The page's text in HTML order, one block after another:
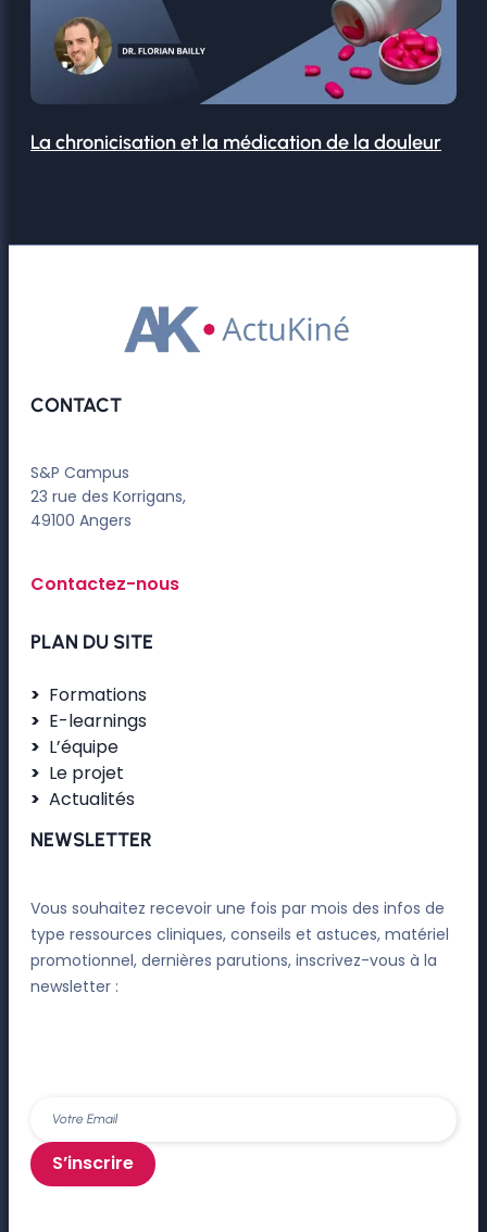
La chronicisation et la médication de la douleur
CONTACT
S&P Campus
23 rue des Korrigans,
49100 Angers
Contactez-nous
PLAN DU SITE
Formations
E-learnings
L’équipe
Le projet
Actualités
NEWSLETTER
Vous souhaitez recevoir une fois par mois des infos de
type ressources cliniques, conseils et astuces, matériel
promotionnel, dernières parutions, inscrivez-vous à la
newsletter :
S’inscrire